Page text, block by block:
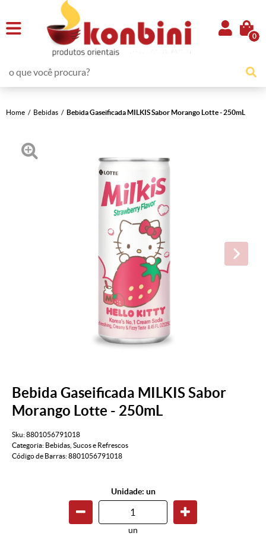
0
Home Bebidas Bebida Gaseificada MILKIS Sabor Morango Lotte - 250mL
Bebida Gaseificada MILKIS Sabor
Morango Lotte - 250mL
Sku:8801056791018
Categoria: Bebidas Sucos e Refrescos
Código de Barras:8801056791018
Unidade: un
un